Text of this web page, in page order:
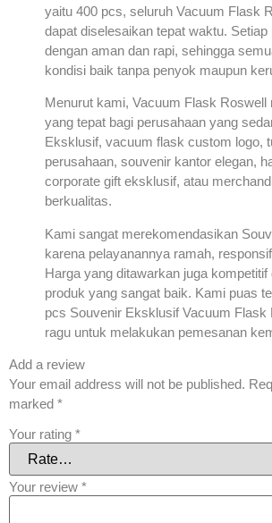
yaitu 400 pcs, seluruh Vacuum Flask
dapat diselesaikan tepat waktu.
dengan aman dan rapi, sehingga
kondisi baik tanpa penyok maupun
Menurut kami, Vacuum Flask Roswell
yang tepat bagi perusahaan yang
Eksklusif, vacuum flask custom logo,
perusahaan, souvenir kantor elegan,
corporate gift eksklusif, atau
berkualitas.
Kami sangat merekomendasikan
karena pelayanannya ramah,
Harga yang ditawarkan juga kompetitif
produk yang sangat baik. Kami puas
pcs Souvenir Eksklusif Vacuum Flask
ragu untuk melakukan pemesanan
Add a review
Your email address will not be published.
marked *
Your rating *
Your review *